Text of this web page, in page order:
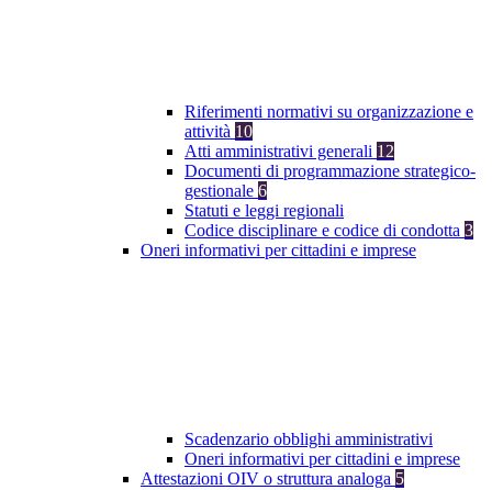
Riferimenti normativi su organizzazione e
attività 10
Atti amministrativi generali 12
Documenti di programmazione strategico-
gestionale 6
Statuti e leggi regionali
Codice disciplinare e codice di condotta 3
Oneri informativi per cittadini e imprese
Scadenzario obblighi amministrativi
Oneri informativi per cittadini e imprese
Attestazioni OIV o struttura analoga 5